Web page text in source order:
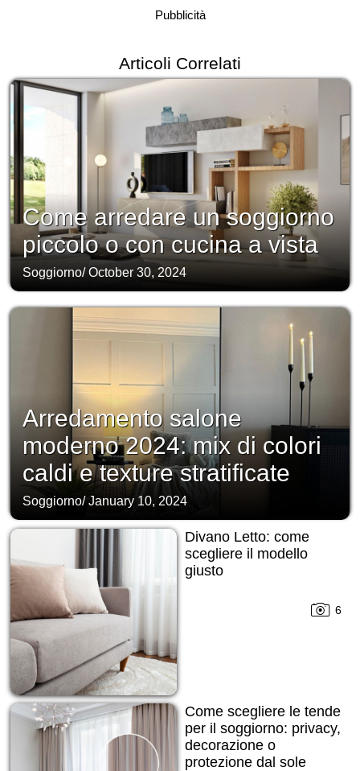
Pubblicità
Articoli Correlati
Come arredare un soggiorno
piccolo o con cucina a vista
Soggiorno/October 30, 2024
Arredamento salone
moderno 2024: mix di colori
caldi e texture stratificate
Soggiorno/January 10, 2024
Divano Letto: come
scegliere il modello
giusto
6
Come scegliere le tende
per il soggiorno: privacy,
decorazione o
protezione dal sole